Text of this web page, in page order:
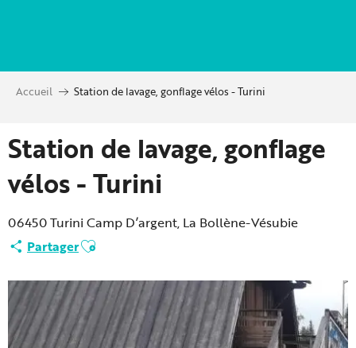
principal
Accueil Station de lavage, gonflage vélos - Turini
Station de lavage, gonflage
vélos - Turini
06450 Turini Camp D’argent, La Bollène-Vésubie
PartagerAjouter aux favoris